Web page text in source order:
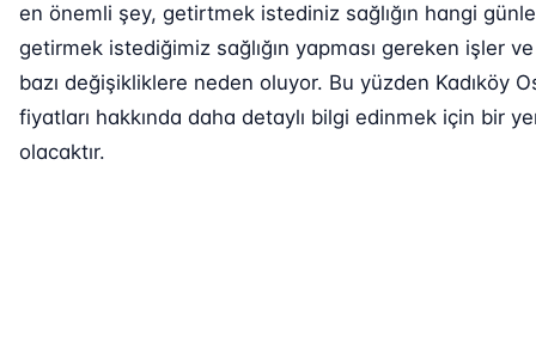
en önemli şey, getirtmek istediniz sağlığın hangi
getirmek istediğimiz sağlığın yapması gereken işler
bazı değişikliklere neden oluyor. Bu yüzden Kadıköy
fiyatları hakkında daha detaylı bilgi edinmek için bir
olacaktır.